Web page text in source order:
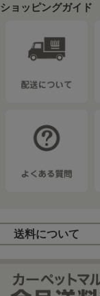
ショッピングガイド
送料について